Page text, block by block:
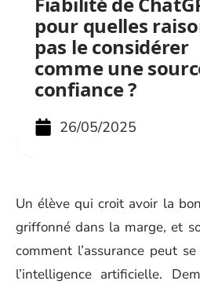
pour quelles
pas le considérer
comme une
confiance ?
26/05/2025
Un élève qui croit avoir la
griffonné dans la marge, et
comment l’assurance peut
l’intelligence artificielle.